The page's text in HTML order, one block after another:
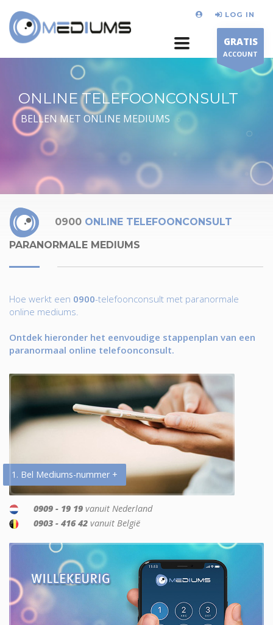
LOG IN
GRATIS
ACCOUNT
ONLINE TELEFOONCONSULT
BELLEN MET ONLINE MEDIUMS
0900 ONLINE TELEFOONCONSULT
PARANORMALE MEDIUMS
Hoe werkt een 0900-telefoonconsult met paranormale
online mediums.
Ontdek hieronder het eenvoudige stappenplan van een
paranormaal online telefoonconsult.
1. Bel Mediums-nummer +
0909 - 19 19 vanuit Nederland
0903 - 416 42 vanuit België